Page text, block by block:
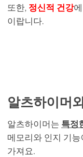
또한, 정신적 건강
이랍니다.
알츠하이머
알츠하이머는 특정
메모리와 인지 기
가져요.